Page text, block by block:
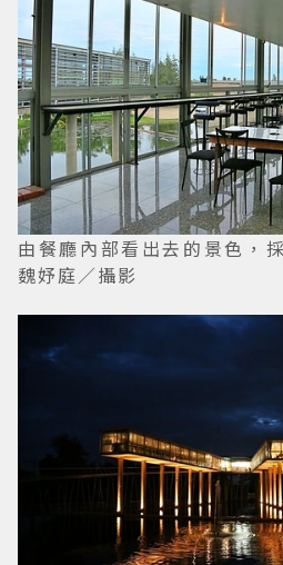
由餐廳內部看出去的景色，
魏妤庭／攝影